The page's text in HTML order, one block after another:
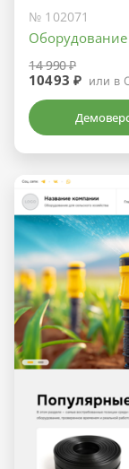
№ 102071
14 990 ₽
10493 ₽ или в